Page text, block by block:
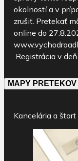
okolností a v
zrušiť. Pretekať
online do
Registrácia v
MAPY PRETEKOV
Kancelária a